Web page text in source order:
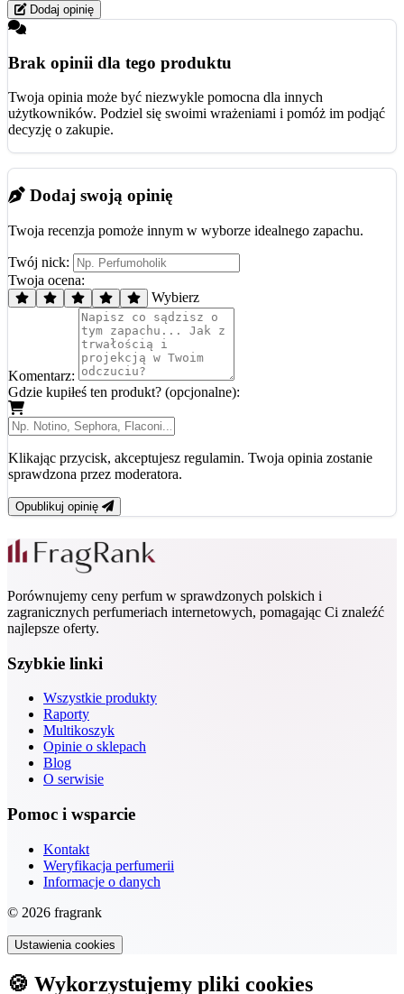
Dodaj opinię
Brak opinii dla tego produktu
Twoja opinia może być niezwykle pomocna dla innych
użytkowników. Podziel się swoimi wrażeniami i pomóż im podjąć
decyzję o zakupie.
Dodaj swoją opinię
Twoja recenzja pomoże innym w wyborze idealnego zapachu.
Twój nick:
Twoja ocena:
Wybierz
Komentarz:
Gdzie kupiłeś ten produkt? (opcjonalne):
Klikając przycisk, akceptujesz regulamin. Twoja opinia zostanie
sprawdzona przez moderatora.
Opublikuj opinię
Porównujemy ceny perfum w sprawdzonych polskich i
zagranicznych perfumeriach internetowych, pomagając Ci znaleźć
najlepsze oferty.
Szybkie linki
Wszystkie produkty
Raporty
Multikoszyk
Opinie o sklepach
Blog
O serwisie
Pomoc i wsparcie
Kontakt
Weryfikacja perfumerii
Informacje o danych
© 2026 fragrank
Ustawienia cookies
🍪 Wykorzystujemy pliki cookies